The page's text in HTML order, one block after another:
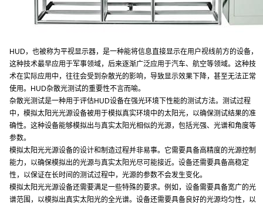
HUD，也被称为平视显示器，是一种能将信息直接显示在用户视线前方的设备，
这种技术最早应用于军事领域，后来逐渐广泛应用于汽车、航空等领域。这种技
术在实际应用中，往往会受到杂散光的影响，导致显示效果下降，甚至无法正常
使用。HUD杂散光测试的重要性不言而喻。
杂散光测试是一种用于评估HUD设备在强光环境下性能的测试方法。测试过程
中，模拟太阳光光源设备被用于模拟真实环境中的太阳光，以确保测试结果的准
确性。这种设备能够模拟出与真实太阳光相似的光源，包括光强、光谱和角度等
参数。
模拟太阳光光源设备的设计和制造过程并非易事。它需要具备高精度的光源控制
能力，以确保模拟出的光源与真实太阳光尽可能接近。设备还需要具备高稳定
性，以保证在长时间的测试过程中，光源的参数不会发生变化。
模拟太阳光光源设备还需要满足一些特殊的要求。例如，设备需要具备宽广的光
谱范围，以模拟出真实太阳光的全光谱。设备还需要具备良好的光源均匀性，以